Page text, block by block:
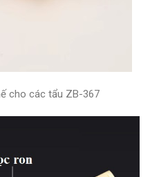
cho các tẩu ZB-367